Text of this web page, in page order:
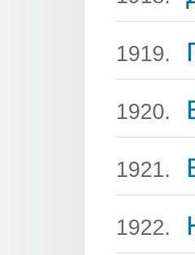
1919.
1920.
1921.
1922.